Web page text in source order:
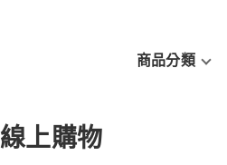
商品分類
線上購物